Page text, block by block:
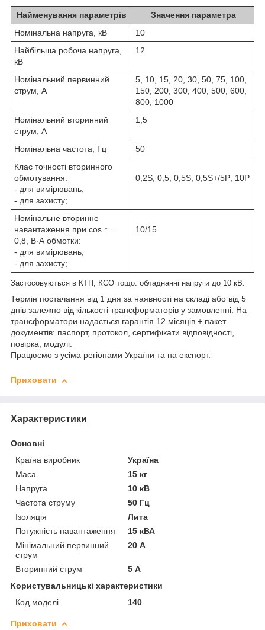
Найменування параметрів
Значення параметра
Номінальна напруга, кВ
10
Найбільша робоча напруга,
кВ
12
Номінальний первинний
струм, А
5, 10, 15, 20, 30, 50, 75, 100,
150, 200, 300, 400, 500, 600,
800, 1000
Номінальний вторинний
струм, А
1;5
Номінальна частота, Гц
50
Клас точності вторинного
обмотування:
- для вимірювань;
- для захисту;
0,2S; 0,5; 0,5S; 0,5S+/5Р; 10P
Номінальне вторинне
навантаження при сos ↑ =
0,8, В·А обмотки:
- для вимірювань;
- для захисту;
10/15
Застосовуються в КТП, КСО тощо. обладнанні напруги до 10 кВ.
Термін постачання від 1 дня за наявності на складі або від 5
днів залежно від кількості трансформаторів у замовленні. На
трансформатори надається гарантія 12 місяців + пакет
документів: паспорт, протокол, сертифікати відповідності,
повірка, модулі.
Працюємо з усіма регіонами України та на експорт.
Приховати
Характеристики
Основні
Країна виробник
Україна
Маса
15 кг
Напруга
10 кВ
Частота струму
50 Гц
Ізоляція
Лита
Потужність навантаження
15 кВА
Мінімальний первинний
струм
20 А
Вторинний струм
5 А
Користувальницькі характеристики
Код моделі
140
Приховати